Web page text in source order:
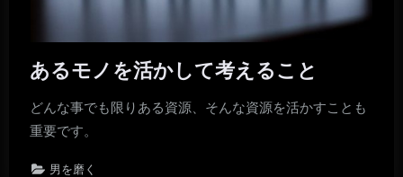
あるモノを活かして考えること
どんな事でも限りある資源、そんな資源を活かすことも
重要です。
男を磨く